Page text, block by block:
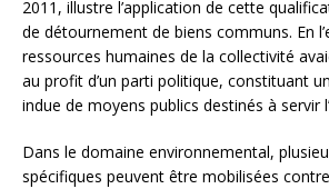
2011, illustre l’application de cette
de détournement de biens communs. En
ressources humaines de la collectivité
au profit d’un parti politique, constituant
indue de moyens publics destinés à servir
Dans le domaine environnemental,
spécifiques peuvent être mobilisées